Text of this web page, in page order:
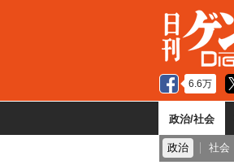
6.6万
政治/社会
政治 社会